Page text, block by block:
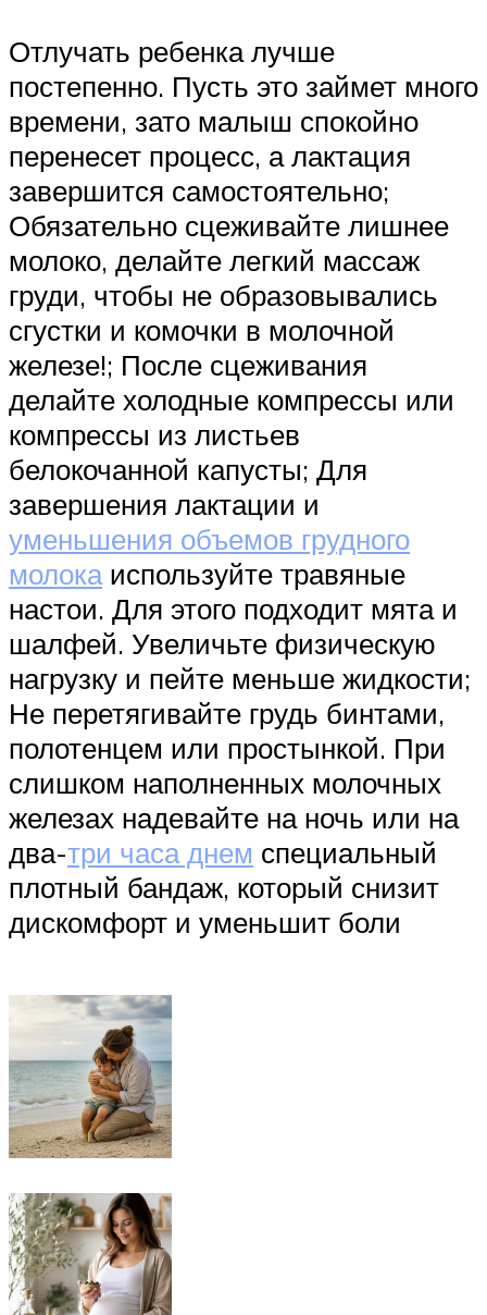
Отлучать ребенка лучше
постепенно. Пусть это займет много
времени, зато малыш спокойно
перенесет процесс, а лактация
завершится самостоятельно;
Обязательно сцеживайте лишнее
молоко, делайте легкий массаж
груди, чтобы не образовывались
сгустки и комочки в молочной
железе!; После сцеживания
делайте холодные компрессы или
компрессы из листьев
белокочанной капусты; Для
завершения лактации и
уменьшения объемов грудного
молокаиспользуйте травяные
настои. Для этого подходит мята и
шалфей. Увеличьте физическую
нагрузку и пейте меньше жидкости;
Не перетягивайте грудь бинтами,
полотенцем или простынкой. При
слишком наполненных молочных
железах надевайте на ночь или на
два-три часа днем специальный
плотный бандаж, который снизит
дискомфорт и уменьшит боли